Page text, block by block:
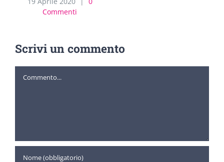
Commenti
Scrivi un commento
Commento